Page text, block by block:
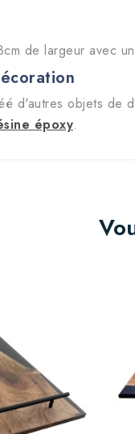
de largeur avec
d'autres objets de
époxy.